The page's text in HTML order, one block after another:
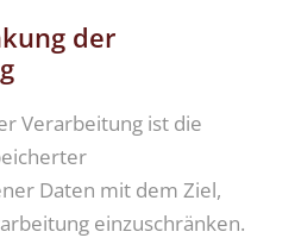
der
Verarbeitung ist die
Daten mit dem Ziel,
einzuschränken.